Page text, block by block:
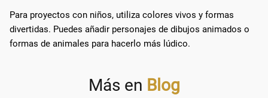
Para proyectos con niños, utiliza colores vivos y formas
divertidas. Puedes añadir personajes de dibujos animados o
formas de animales para hacerlo más lúdico.
Más en Blog